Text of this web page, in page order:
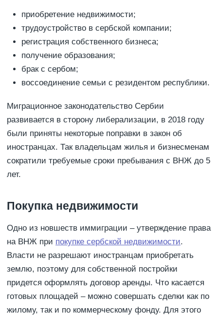
приобретение недвижимости;
трудоустройство в сербской компании;
регистрация собственного бизнеса;
получение образования;
брак с сербом;
воссоединение семьи с резидентом республики.
Миграционное законодательство Сербии
развивается в сторону либерализации, в 2018 году
были приняты некоторые поправки в закон об
иностранцах. Так владельцам жилья и бизнесменам
сократили требуемые сроки пребывания с ВНЖ до 5
лет.
Покупка недвижимости
Одно из новшеств иммиграции – утверждение права
на ВНЖ при покупке сербской недвижимости.
Власти не разрешают иностранцам приобретать
землю, поэтому для собственной постройки
придется оформлять договор аренды. Что касается
готовых площадей – можно совершать сделки как по
жилому, так и по коммерческому фонду. Для этого